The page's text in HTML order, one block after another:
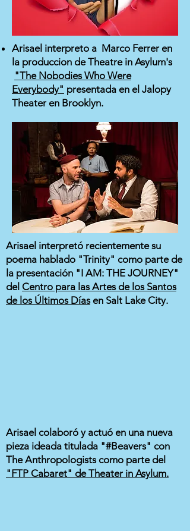
Arisael interpreto a Marco Ferrer en
la produccion de Theatre in Asylum's
"The Nobodies Who Were
Everybody" presentada en el Jalopy
Theater en Brooklyn.
Arisael interpretó recientemente su
poema hablado "Trinity" como parte de
la presentación "I AM: THE JOURNEY"
del Centro para las Artes de los Santos
de los Últimos Díasen Salt Lake City.
Arisael colaboró y actuó en una nueva
pieza ideada titulada "#Beavers" con
The Anthropologists como parte del
"FTP Cabaret" de Theater in Asylum.